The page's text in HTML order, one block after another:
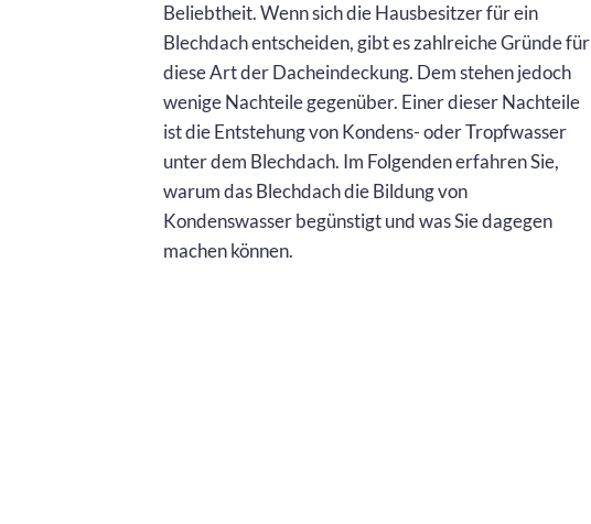
Beliebtheit. Wenn sich die Hausbesitzer für ein
Blechdach entscheiden, gibt es zahlreiche Gründe für
diese Art der Dacheindeckung. Dem stehen jedoch
wenige Nachteile gegenüber. Einer dieser Nachteile
ist die Entstehung von Kondens- oder Tropfwasser
unter dem Blechdach. Im Folgenden erfahren Sie,
warum das Blechdach die Bildung von
Kondenswasser begünstigt und was Sie dagegen
machen können.